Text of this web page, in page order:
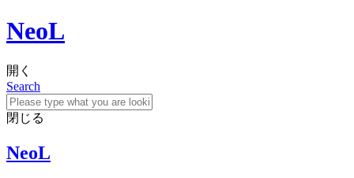
NeoL
開く
Search
閉じる
NeoL